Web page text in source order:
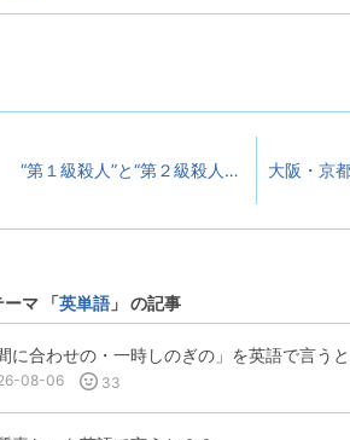
“第１級殺人”と“第２級殺人”の違い
ーマ 「英単語 」 の記事
間に合わせの・一時しのぎの」を英語で言う
08-06 33